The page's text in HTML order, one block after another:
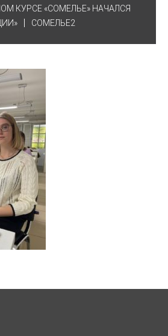
КУРСЕ «СОМЕЛЬЕ» НАЧАЛСЯ
СОМЕЛЬЕ2